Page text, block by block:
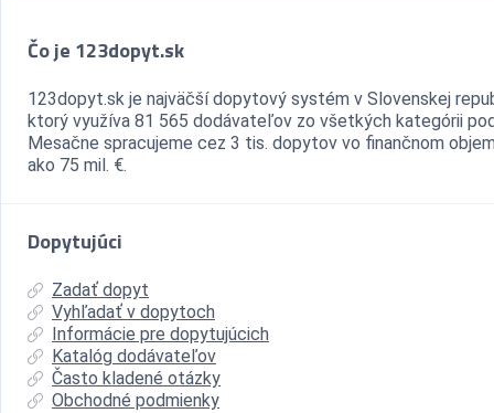
Čo je 123dopyt.sk
123dopyt.sk je najväčší dopytový systém v Slovenskej
ktorý využíva 81 565 dodávateľov zo všetkých kategórii
Mesačne spracujeme cez 3 tis. dopytov vo finančnom
ako 75 mil. €.
Dopytujúci
Zadať dopyt
Vyhľadať v dopytoch
Informácie pre dopytujúcich
Katalóg dodávateľov
Často kladené otázky
Obchodné podmienky